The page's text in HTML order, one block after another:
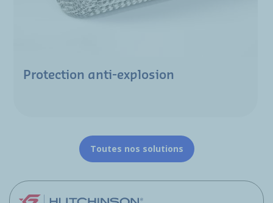
Protection anti-explosion
Toutes nos solutions